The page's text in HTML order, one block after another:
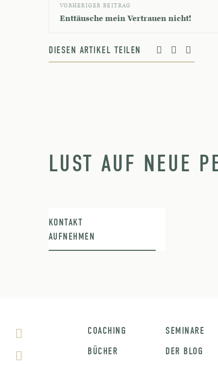
VORHERIGER BEITRAG
Enttäusche mein Vertrauen nicht!
DIESEN ARTIKEL TEILEN
LUST AUF NEUE
KONTAKT
AUFNEHMEN
COACHING
BÜCHER
SEMINARE
DER BLOG